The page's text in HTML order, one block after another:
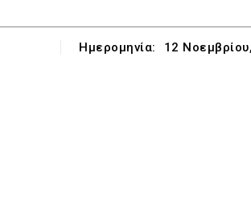
Ημερομηνία: 12